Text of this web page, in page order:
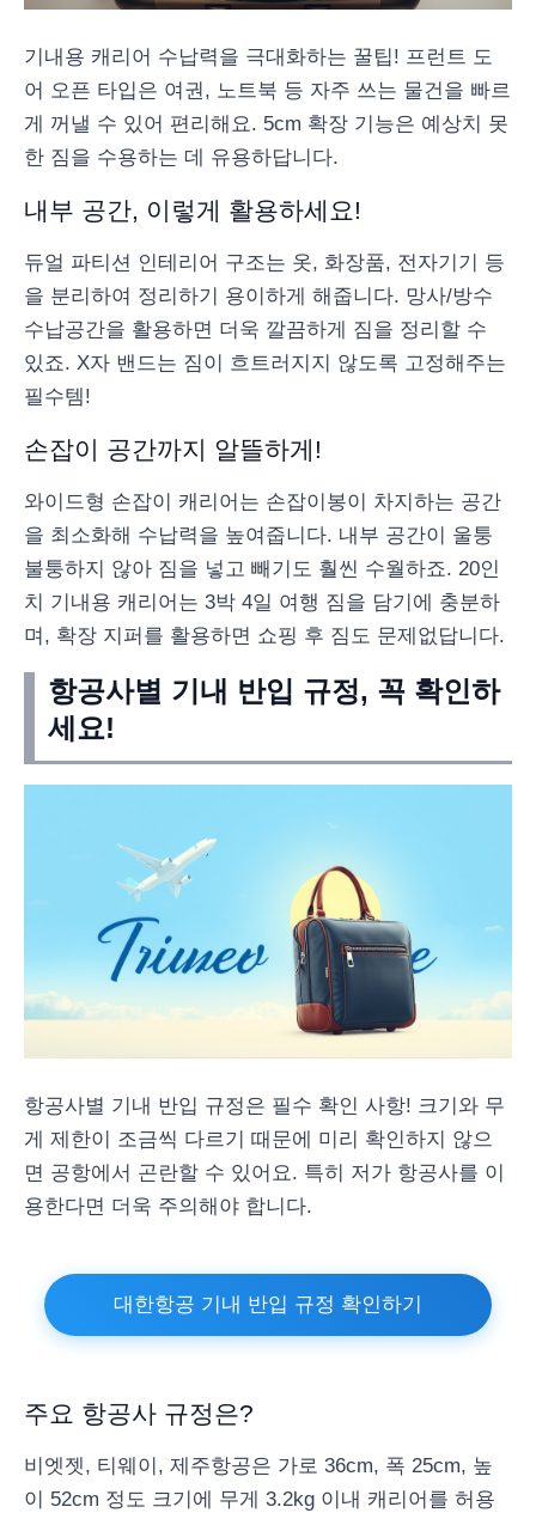
기내용 캐리어 수납력을 극대화하는 꿀팁! 프런트 도
어 오픈 타입은 여권, 노트북 등 자주 쓰는 물건을 빠르
게 꺼낼 수 있어 편리해요. 5cm 확장 기능은 예상치 못
한 짐을 수용하는 데 유용하답니다.
내부 공간, 이렇게 활용하세요!
듀얼 파티션 인테리어 구조는 옷, 화장품, 전자기기 등
을 분리하여 정리하기 용이하게 해줍니다. 망사/방수
수납공간을 활용하면 더욱 깔끔하게 짐을 정리할 수
있죠. X자 밴드는 짐이 흐트러지지 않도록 고정해주는
필수템!
손잡이 공간까지 알뜰하게!
와이드형 손잡이 캐리어는 손잡이봉이 차지하는 공간
을 최소화해 수납력을 높여줍니다. 내부 공간이 울퉁
불퉁하지 않아 짐을 넣고 빼기도 훨씬 수월하죠. 20인
치 기내용 캐리어는 3박 4일 여행 짐을 담기에 충분하
며, 확장 지퍼를 활용하면 쇼핑 후 짐도 문제없답니다.
항공사별 기내 반입 규정, 꼭 확인하
세요!
항공사별 기내 반입 규정은 필수 확인 사항! 크기와 무
게 제한이 조금씩 다르기 때문에 미리 확인하지 않으
면 공항에서 곤란할 수 있어요. 특히 저가 항공사를 이
용한다면 더욱 주의해야 합니다.
대한항공 기내 반입 규정 확인하기
주요 항공사 규정은?
비엣젯, 티웨이, 제주항공은 가로 36cm, 폭 25cm, 높
이 52cm 정도 크기에 무게 3.2kg 이내 캐리어를 허용